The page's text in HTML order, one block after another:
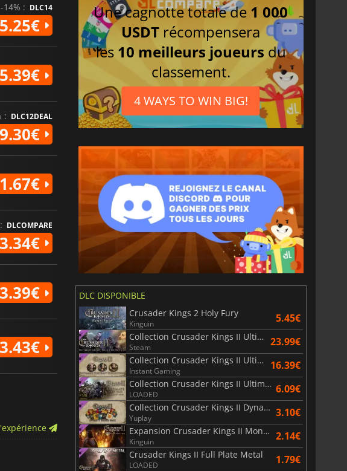
-14% : DLC14
5.25€
5.39€
: DLC12DEAL
9.30€
DLCOMPARE
Une cagnotte totale de 1 000
USDT récompensera
les 10 meilleurs joueurs du
classement.
4 WAYS TO WIN BIG!
DLC DISPONIBLE
Crusader Kings 2 Holy Fury
Kinguin 5.45€
Collection Crusader Kings II Ultimate Music Pack
Steam 23.99€
Collection Crusader Kings II Ultimate Portrait Pack
Instant Gaming 16.39€
Collection Crusader Kings II Ultimate Unit Pack
LOADED 6.09€
Collection Crusader Kings II Dynasty Shield Pack
Yuplay 3.10€
Expansion Crusader Kings II Monks and Mystics
Kinguin 2.14€
Crusader Kings II Full Plate Metal
LOADED 1.79€